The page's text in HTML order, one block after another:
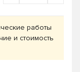
работы
и стоимость